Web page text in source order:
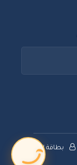
بطاقة الدعم